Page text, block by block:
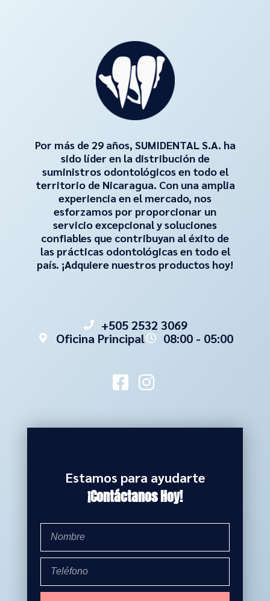
Por más de 29 años, SUMIDENTAL S.A. ha
sido líder en la distribución de
suministros odontológicos en todo el
territorio de Nicaragua. Con una amplia
experiencia en el mercado, nos
esforzamos por proporcionar un
servicio excepcional y soluciones
confiables que contribuyan al éxito de
las prácticas odontológicas en todo el
país. ¡Adquiere nuestros productos hoy!
+505 2532 3069
Oficina Principal
08:00 - 05:00
Estamos para ayudarte
¡Contáctanos Hoy!